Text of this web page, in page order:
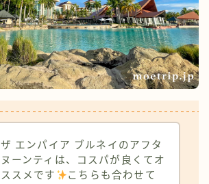
ザ エンパイア ブルネイのアフタ
ヌーンティは、コスパが良くてオ
ススメです
こちらも合わせて